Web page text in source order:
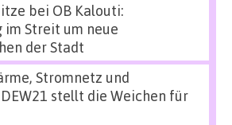
bei OB Kalouti:
im Streit um neue
der Stadt
Stromnetz und
stellt die Weichen für